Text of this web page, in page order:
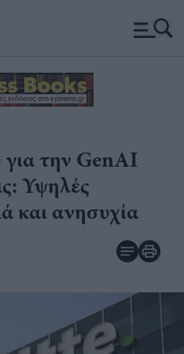
την GenAI
​Υψηλές
και ανησυχία